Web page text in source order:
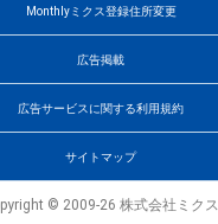
Monthlyミクス登録住所変更
広告掲載
広告サービスに関する利用規約
サイトマップ
© 2009-26 株式会社ミクス